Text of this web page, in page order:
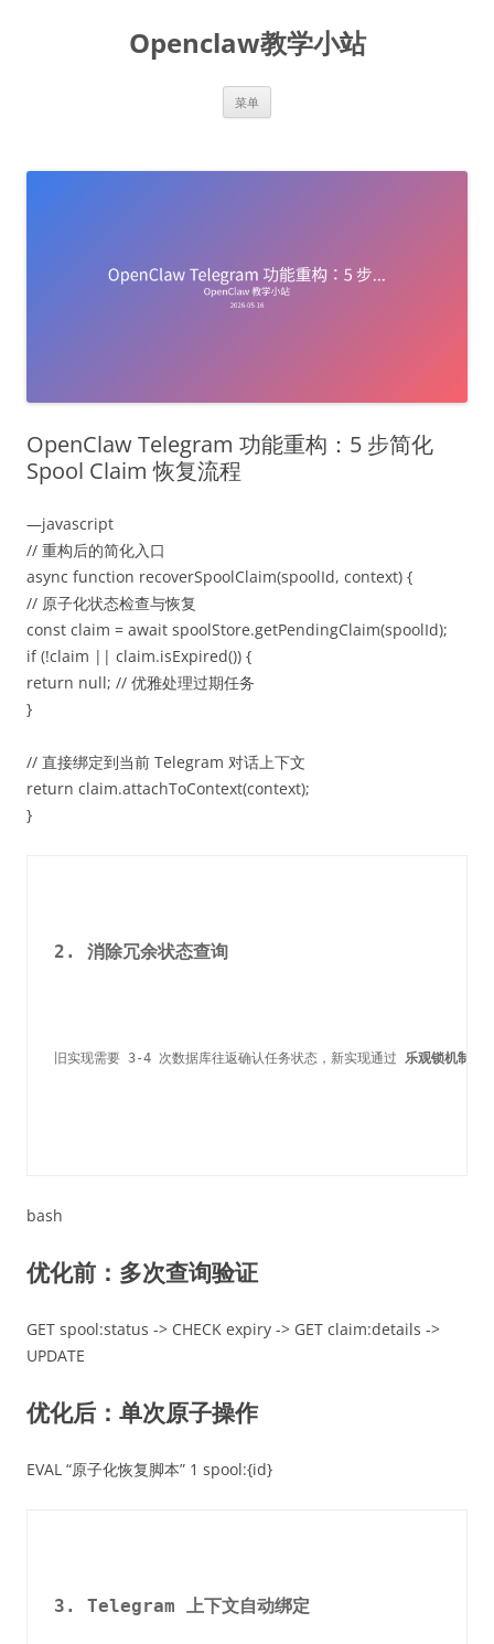
Openclaw教学小站
菜单
OpenClaw Telegram 功能重构：5 步简化
Spool Claim 恢复流程
—javascript
// 重构后的简化入口
async function recoverSpoolClaim(spoolId, context) {
// 原子化状态检查与恢复
const claim = await spoolStore.getPendingClaim(spoolId);
if (!claim || claim.isExpired()) {
return null; // 优雅处理过期任务
}
// 直接绑定到当前 Telegram 对话上下文
return claim.attachToContext(context);
}
2. 消除冗余状态查询
旧实现需要 3-4 次数据库往返确认任务状态，新实现通过 乐观锁机制
bash
优化前：多次查询验证
GET spool:status -> CHECK expiry -> GET claim:details ->
UPDATE
优化后：单次原子操作
EVAL “原子化恢复脚本” 1 spool:{id}
3. Telegram 上下文自动绑定